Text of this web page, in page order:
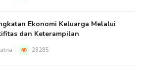
Ekonomi Keluarga Melalui
dan Keterampilan
28285